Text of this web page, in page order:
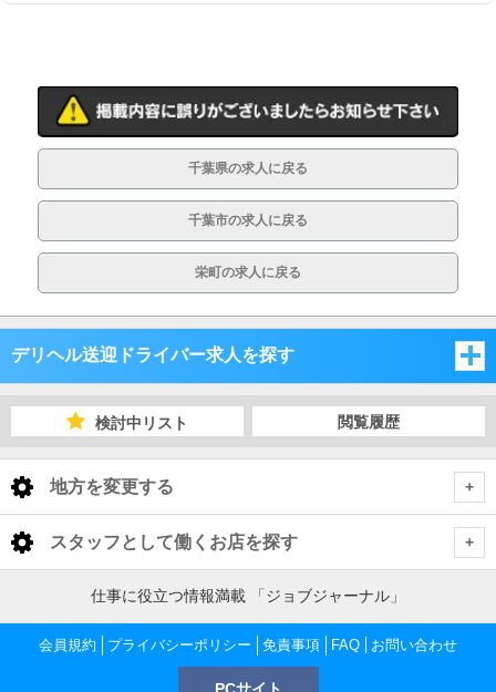
千葉県の求人に戻る
千葉市の求人に戻る
栄町の求人に戻る
デリヘル送迎ドライバー求人を探す
埼玉県
さいたま市・中央地域 デリヘル送迎ドライバー
越谷・東部地域
千葉市茨城県 デリヘル送迎ドライバー
検討中リスト 閲覧履歴
地方を変更する
< 全国トップ
北海道 男性高収入
東北 男性高収入
南関東 男性高収入
スタッフとして働くお店を探す
東京都
東京 男性高収入
神奈川県
仕事に役立つ情報満載 「ジョブジャーナル」
会員規約 プライバシーポリシー 免責事項 FAQ お問い合わせ
PCサイト